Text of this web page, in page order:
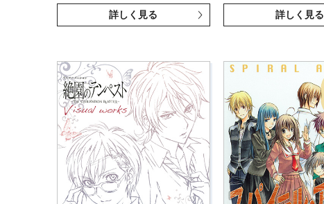
詳しく見る 詳しく見る